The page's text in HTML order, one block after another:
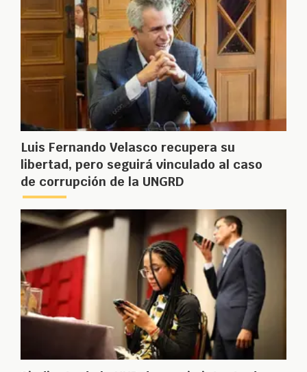
Luis Fernando Velasco recupera su
libertad, pero seguirá vinculado al caso
de corrupción de la UNGRD